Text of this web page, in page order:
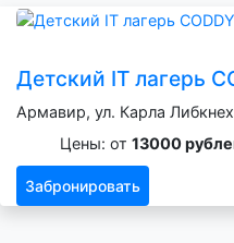
Детский IT лагерь
Армавир, ул. Карла
Цены: от 13000
Забронировать